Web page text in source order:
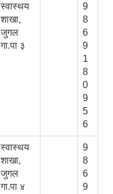
स्वास्थय
शाखा,
जुगल
गा.पा ३
9
8
6
9
1
8
0
9
5
6
स्वास्थय
शाखा,
जुगल
गा.पा ४
9
8
6
9